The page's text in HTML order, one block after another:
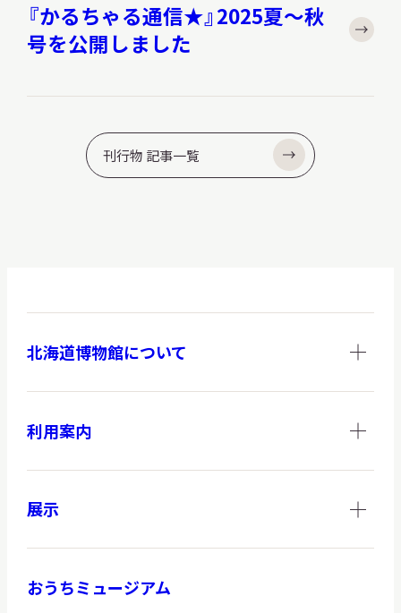
『かるちゃる通信★』2025夏～秋
号を公開しました
刊行物 記事一覧
北海道博物館について
利用案内
展示
おうちミュージアム